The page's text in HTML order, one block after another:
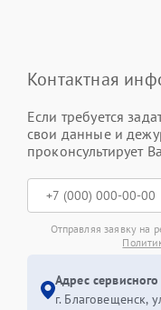
Контактная
Если требуется
свои данные и
проконсультирует
Отправляя заявку на
Адрес
г. Благовещенск,